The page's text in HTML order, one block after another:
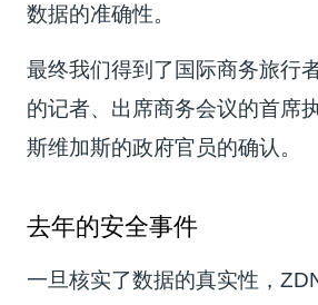
数据的准确性。
最终我们得到了国际商务旅行
的记者、出席商务会议的首席
斯维加斯的政府官员的确认。
去年的安全事件
一旦核实了数据的真实性，